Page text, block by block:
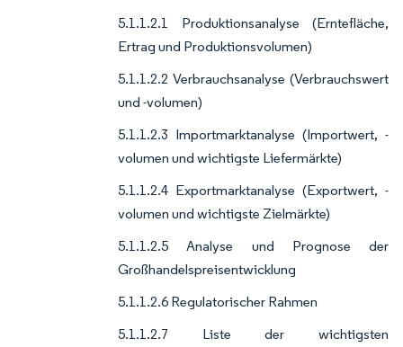
5.1.1.2.1 Produktionsanalyse (Erntefläche,
Ertrag und Produktionsvolumen)
5.1.1.2.2 Verbrauchsanalyse (Verbrauchswert
und -volumen)
5.1.1.2.3 Importmarktanalyse (Importwert, -
volumen und wichtigste Liefermärkte)
5.1.1.2.4 Exportmarktanalyse (Exportwert, -
volumen und wichtigste Zielmärkte)
5.1.1.2.5 Analyse und Prognose der
Großhandelspreisentwicklung
5.1.1.2.6 Regulatorischer Rahmen
5.1.1.2.7 Liste der wichtigsten